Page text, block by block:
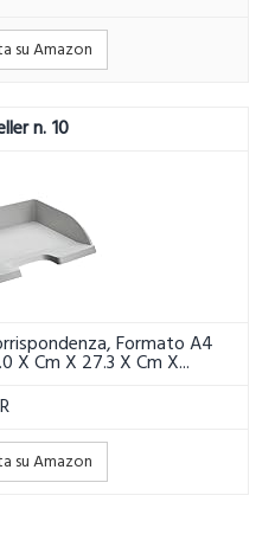
su Amazon
10
Formato A4
X Cm X 27.3 X Cm X...
su Amazon